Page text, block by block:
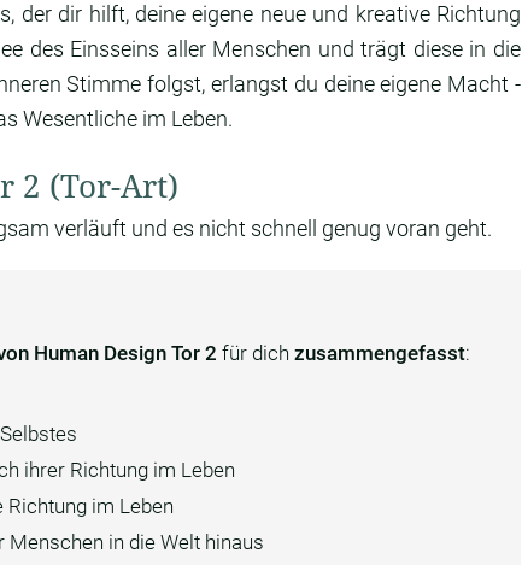
der dir hilft, deine eigene neue und kreative Richtung
des Einsseins aller Menschen und trägt diese in die
Stimme folgst, erlangst du deine eigene Macht -
Wesentliche im Leben.
2 (Tor-Art)
verläuft und es nicht schnell genug voran geht.
Human Design Tor 2 für dich zusammengefasst:
ihrer Richtung im Leben
Richtung im Leben
in die Welt hinaus